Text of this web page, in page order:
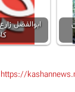
ابوالفضل
https://